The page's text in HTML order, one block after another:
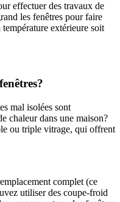
effectuer des travaux de
les fenêtres pour faire
extérieure soit
mal isolées sont
chaleur dans une maison?
ou triple vitrage, qui offrent
complet (ce
utiliser des coupe-froid